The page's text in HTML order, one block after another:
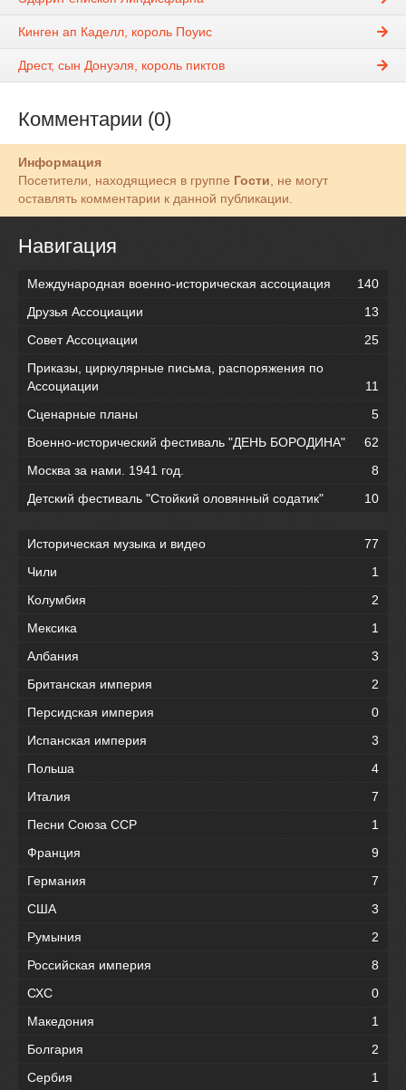
Кинген ап Каделл, король Поуис
Дрест, сын Донуэля, король пиктов
Комментарии (0)
Информация
Посетители, находящиеся в группе Гости , не могут
оставлять комментарии к данной публикации.
Навигация
Международная военно-историческая ассоциация
140
Друзья Ассоциации
13
Совет Ассоциации
25
Приказы, циркулярные письма, распоряжения по
Ассоциации
11
Сценарные планы
5
Военно-исторический фестиваль "ДЕНЬ БОРОДИНА"
62
Москва за нами. 1941 год.
8
Детский фестиваль "Стойкий оловянный содатик"
10
Историческая музыка и видео
77
Чили
1
Колумбия
2
Мексика
1
Албания
3
Британская империя
2
Персидская империя
0
Испанская империя
3
Польша
4
Италия
7
Песни Союза ССР
1
Франция
9
Германия
7
США
3
Румыния
2
Российская империя
8
СХС
0
Македония
1
Болгария
2
Сербия
1